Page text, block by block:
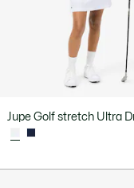
Jupe Golf stretch Ultra